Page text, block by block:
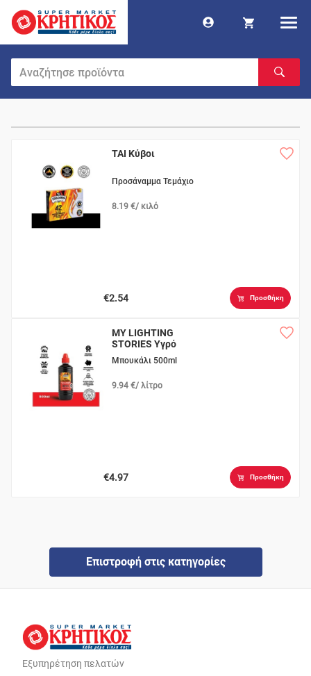
TAI Κύβοι
Προσάναμμα Τεμάχιο
8.19 €/ κιλό
€2.54 Προσθήκη
MY LIGHTING
STORIES Υγρό
Προσάναμμα
Μπουκάλι 500ml
9.94 €/ λίτρο
€4.97 Προσθήκη
Επιστροφή στις κατηγορίες
Εξυπηρέτηση πελατών